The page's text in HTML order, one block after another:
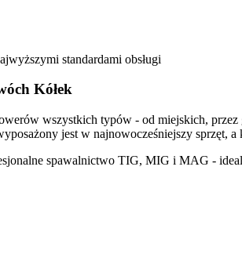
standardami obsługi
Kółek
wszystkich typów - od miejskich,
jest w najnowocześniejszy sprzęt, a
spawalnictwo TIG, MIG i MAG -